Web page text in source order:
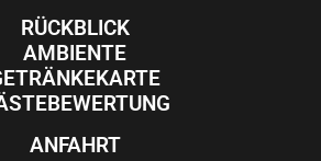
RÜCKBLICK
AMBIENTE
ANFAHRT